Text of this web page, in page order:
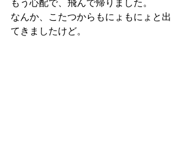
もう心配で、飛んで帰りました。
なんか、こたつからもにょもにょと出
てきましたけど。